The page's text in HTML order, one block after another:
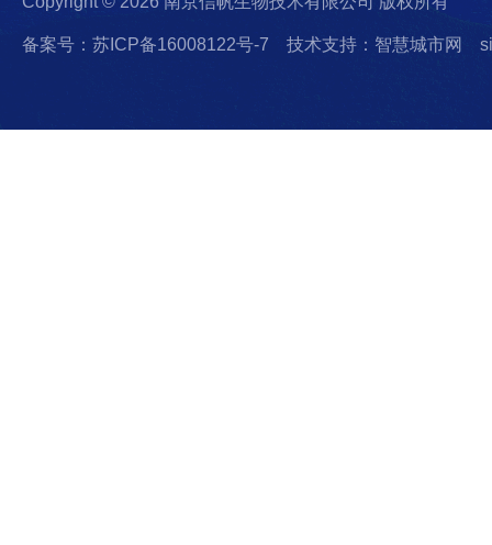
备案号：苏ICP备16008122号-7 技术支持：智慧城市网